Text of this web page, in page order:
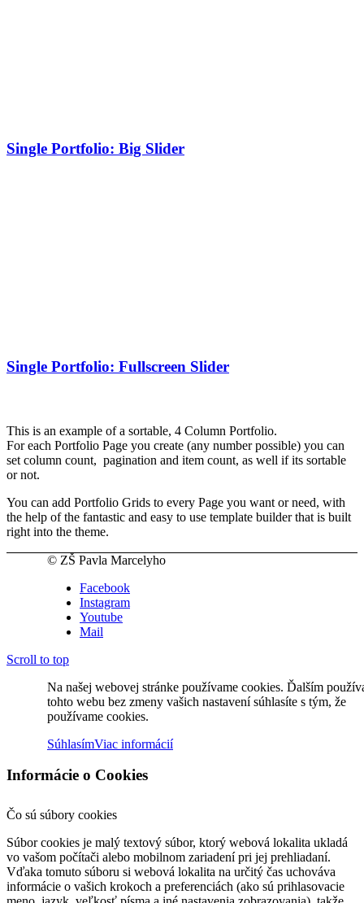
Single Portfolio: Big Slider
Single Portfolio: Fullscreen Slider
This is an example of a sortable, 4 Column Portfolio.
For each Portfolio Page you create (any number possible) you can
set column count, pagination and item count, as well if its sortable
or not.
You can add Portfolio Grids to every Page you want or need, with
the help of the fantastic and easy to use template builder that is built
right into the theme.
© ZŠ Pavla Marcelyho
Facebook
Instagram
Youtube
Mail
Scroll to top
Na našej webovej stránke používame cookies. Ďalším
tohto webu bez zmeny vašich nastavení súhlasíte s tým, že
používame cookies.
SúhlasímViac informácií
Informácie o Cookies
Čo sú súbory cookies
Súbor cookies je malý textový súbor, ktorý webová lokalita ukladá
vo vašom počítači alebo mobilnom zariadení pri jej prehliadaní.
Vďaka tomuto súboru si webová lokalita na určitý čas uchováva
informácie o vašich krokoch a preferenciách (ako sú prihlasovacie